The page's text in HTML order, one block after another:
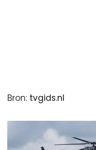
Bron: tvgids.nl